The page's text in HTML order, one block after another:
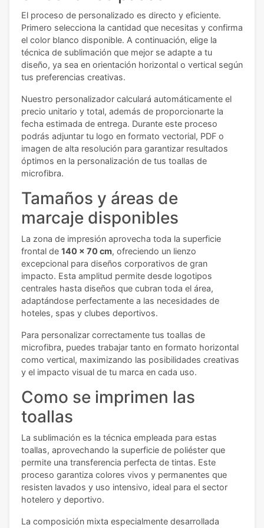
El proceso de personalizado es directo y eficiente.
Primero selecciona la cantidad que necesitas y confirma
el color blanco disponible. A continuación, elige la
técnica de sublimación que mejor se adapte a tu
diseño, ya sea en orientación horizontal o vertical según
tus preferencias creativas.
Nuestro personalizador calculará automáticamente el
precio unitario y total, además de proporcionarte la
fecha estimada de entrega. Durante este proceso
podrás adjuntar tu logo en formato vectorial, PDF o
imagen de alta resolución para garantizar resultados
óptimos en la personalización de tus toallas de
microfibra.
Tamaños y áreas de
marcaje disponibles
La zona de impresión aprovecha toda la superficie
frontal de 140 x 70 cm, ofreciendo un lienzo
excepcional para diseños corporativos de gran
impacto. Esta amplitud permite desde logotipos
centrales hasta diseños que cubran toda el área,
adaptándose perfectamente a las necesidades de
hoteles, spas y clubes deportivos.
Para personalizar correctamente tus toallas de
microfibra, puedes trabajar tanto en formato horizontal
como vertical, maximizando las posibilidades creativas
y el impacto visual de tu marca en cada uso.
Como se imprimen las
toallas
La sublimación es la técnica empleada para estas
toallas, aprovechando la superficie de poliéster que
permite una transferencia perfecta de tintas. Este
proceso garantiza colores vivos y permanentes que
resisten lavados y uso intensivo, ideal para el sector
hotelero y deportivo.
La composición mixta especialmente desarrollada